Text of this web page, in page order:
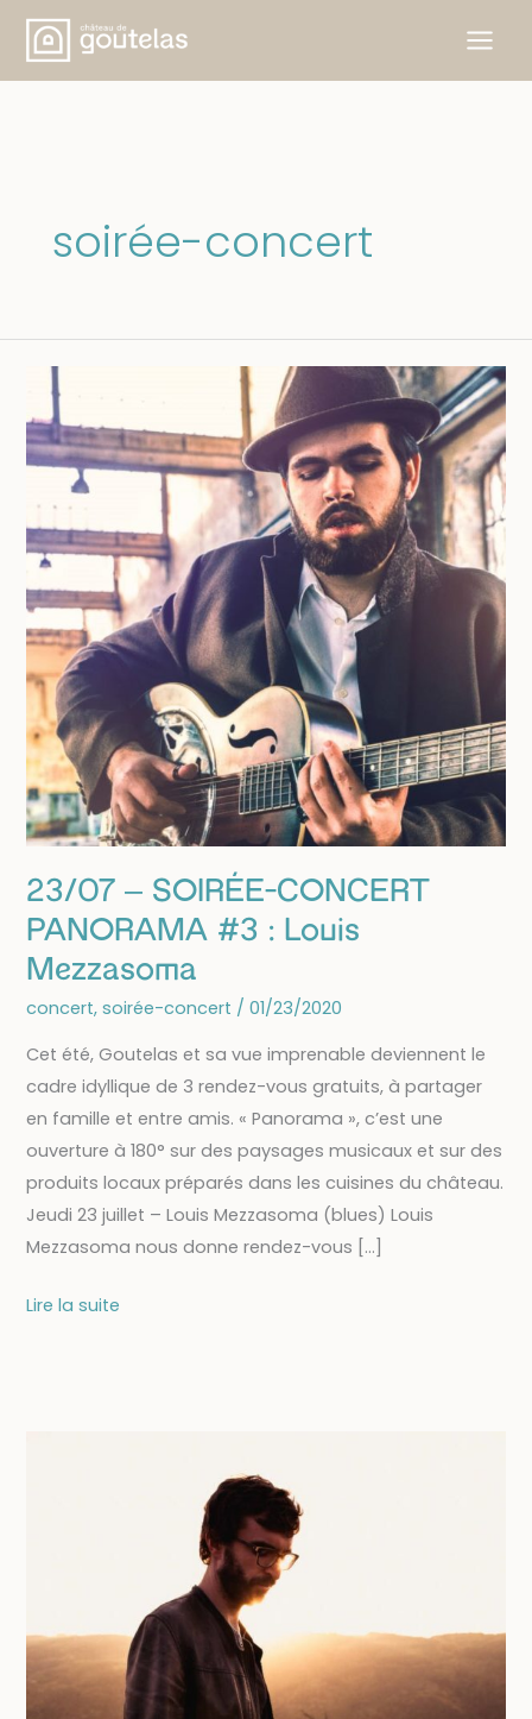
Skip
content
soirée-concert
23/07 – SOIRÉE-CONCERT
PANORAMA #3 : Louis
Mezzasoma
concert, soirée-concert / 01/23/2020
Cet été, Goutelas et sa vue imprenable deviennent le
cadre idyllique de 3 rendez-vous gratuits, à partager
en famille et entre amis. « Panorama », c’est une
ouverture à 180° sur des paysages musicaux et sur des
produits locaux préparés dans les cuisines du château.
Jeudi 23 juillet – Louis Mezzasoma (blues) Louis
Mezzasoma nous donne rendez-vous […]
23/07
Lire la suite